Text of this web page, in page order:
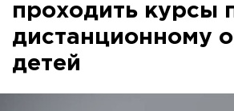
проходить курсы
дистанционному
детей